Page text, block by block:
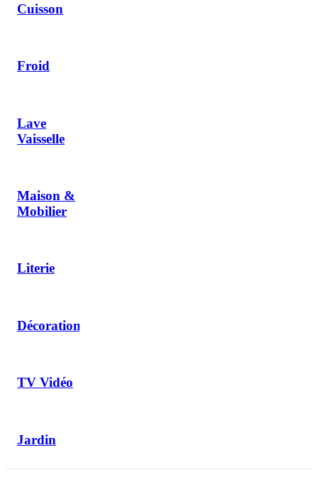
Cuisson
Froid
Lave
Vaisselle
Maison &
Mobilier
Literie
Décoration
TV Vidéo
Jardin